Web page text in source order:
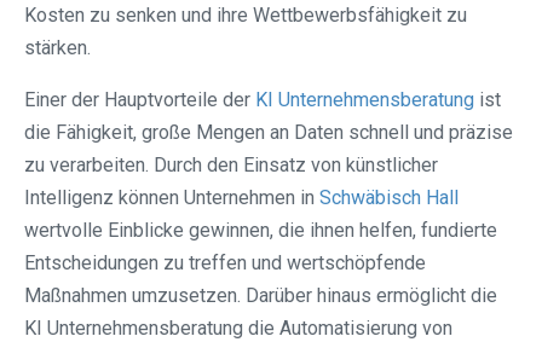
Kosten zu senken und ihre Wettbewerbsfähigkeit zu
stärken.
Einer der Hauptvorteile der KI Unternehmensberatung ist
die Fähigkeit, große Mengen an Daten schnell und präzise
zu verarbeiten. Durch den Einsatz von künstlicher
Intelligenz können Unternehmen in Schwäbisch Hall
wertvolle Einblicke gewinnen, die ihnen helfen, fundierte
Entscheidungen zu treffen und wertschöpfende
Maßnahmen umzusetzen. Darüber hinaus ermöglicht die
KI Unternehmensberatung die Automatisierung von